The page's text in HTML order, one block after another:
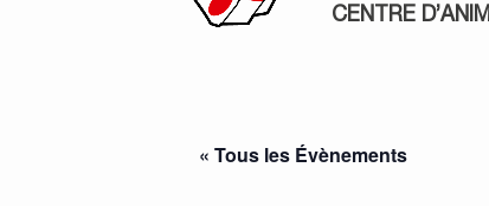
CENTRE
« Tous les Évènements